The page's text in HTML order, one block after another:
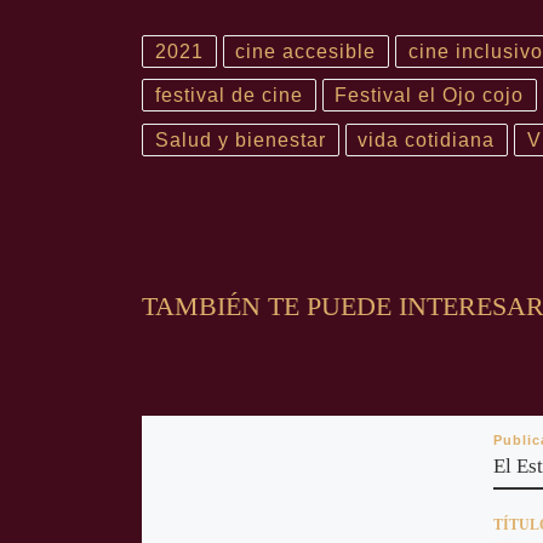
2021 cine accesible cine inclusivo
festival de cine Festival el Ojo cojo
Salud y bienestar vida cotidiana
TAMBIÉN TE PUEDE INTERESAR
El